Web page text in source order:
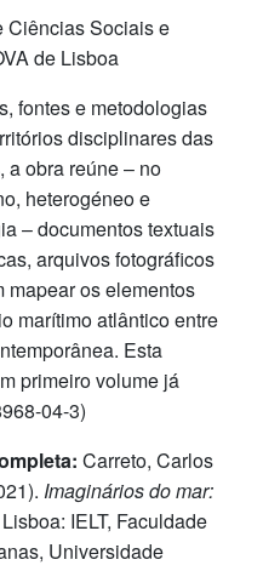
Ciências Sociais e
de Lisboa
fontes e metodologias
disciplinares das
a obra reúne – no
heterogéneo e
– documentos textuais
arquivos fotográficos
mapear os elementos
marítimo atlântico entre
Esta
primeiro volume já
04-3)
Carreto, Carlos
Imaginários do mar:
IELT, Faculdade
Universidade